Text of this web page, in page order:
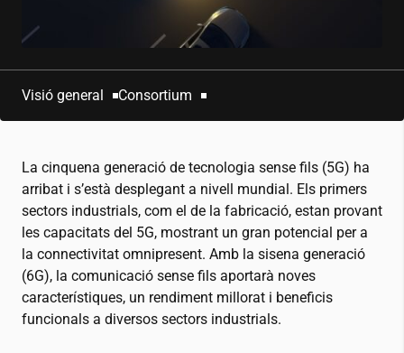
Visió general Consortium
La cinquena generació de tecnologia sense fils (5G) ha
arribat i s’està desplegant a nivell mundial. Els primers
sectors industrials, com el de la fabricació, estan provant
les capacitats del 5G, mostrant un gran potencial per a
la connectivitat omnipresent. Amb la sisena generació
(6G), la comunicació sense fils aportarà noves
característiques, un rendiment millorat i beneficis
funcionals a diversos sectors industrials.